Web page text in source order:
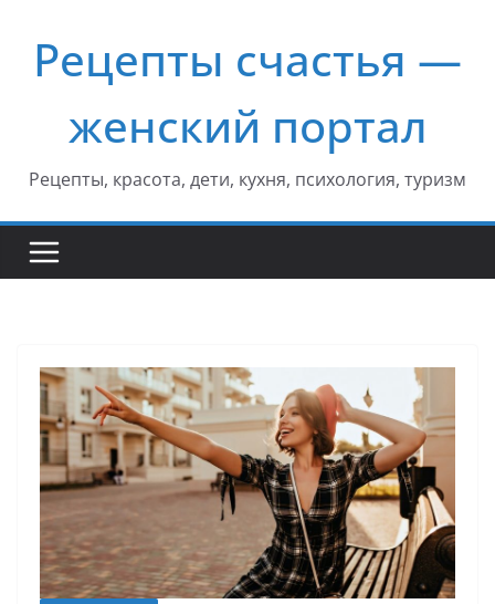
содержимому
Рецепты счастья —
женский портал
Рецепты, красота, дети, кухня, психология, туризм